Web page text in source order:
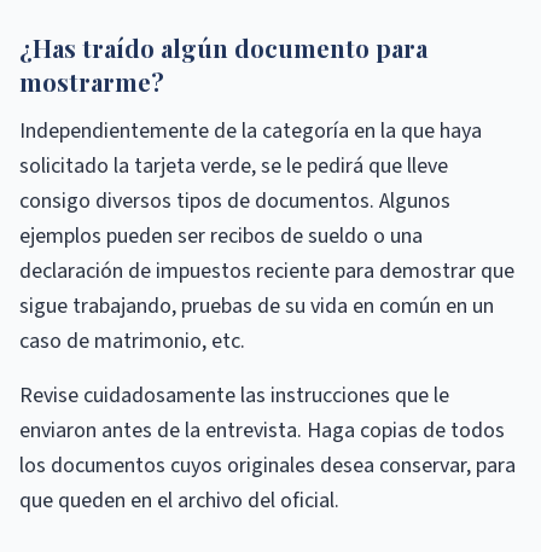
¿Has traído algún documento para
mostrarme?
Independientemente de la categoría en la que haya
solicitado la tarjeta verde, se le pedirá que lleve
consigo diversos tipos de documentos. Algunos
ejemplos pueden ser recibos de sueldo o una
declaración de impuestos reciente para demostrar que
sigue trabajando, pruebas de su vida en común en un
caso de matrimonio, etc.
Revise cuidadosamente las instrucciones que le
enviaron antes de la entrevista. Haga copias de todos
los documentos cuyos originales desea conservar, para
que queden en el archivo del oficial.